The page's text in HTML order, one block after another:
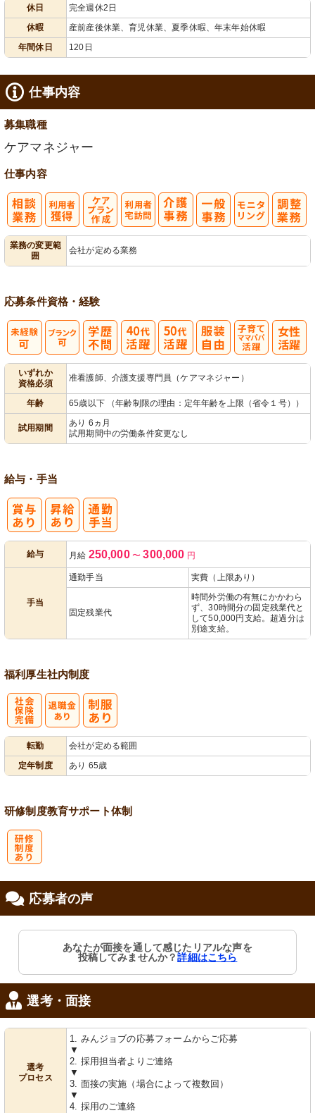
休日
完全週休2日
休暇
産前産後休業、育児休業、夏季休暇、年末年始休暇
年間休日
120日
仕事内容
募集職種
ケアマネジャー
仕事内容
業務の変更範
囲
会社が定める業務
応募条件資格・経験
いずれか
資格必須
准看護師、介護支援専門員（ケアマネジャー）
年齢 65歳以下 （年齢制限の理由：定年年齢を上限（省令１号））
試用期間
あり 6ヵ月
試用期間中の労働条件変更なし
給与・手当
給与 月給 250,000 〜 300,000 円
手当
通勤手当 実費（上限あり）
固定残業代
時間外労働の有無にかかわら
ず、30時間分の固定残業代と
して50,000円支給。超過分は
別途支給。
福利厚生社内制度
転勤
会社が定める範囲
定年制度
あり 65歳
研修制度教育サポート体制
応募者の声
あなたが面接を通して感じたリアルな声を
投稿してみませんか？詳細はこちら
選考・面接
選考
プロセス
1. みんジョブの応募フォームからご応募
▼
2. 採用担当者よりご連絡
▼
3. 面接の実施（場合によって複数回）
▼
4. 採用のご連絡